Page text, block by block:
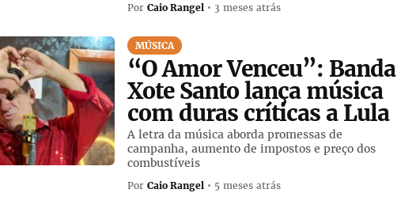
PorCaio Rangel • 3 meses atrás
MÚSICA
“O Amor Venceu”: Banda
Xote Santo lança música
com duras críticas a Lula
A letra da música aborda promessas de
campanha, aumento de impostos e preço dos
combustíveis
PorCaio Rangel • 5 meses atrás